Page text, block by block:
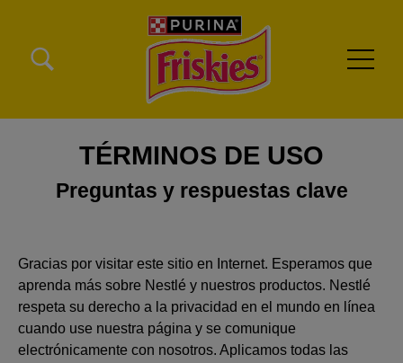
Menu Secundario Friskies
Menu Principal Friskies
TÉRMINOS DE USO
Preguntas y respuestas clave
Gracias por visitar este sitio en Internet. Esperamos que
aprenda más sobre Nestlé y nuestros productos. Nestlé
respeta su derecho a la privacidad en el mundo en línea
cuando use nuestra página y se comunique
electrónicamente con nosotros. Aplicamos todas las